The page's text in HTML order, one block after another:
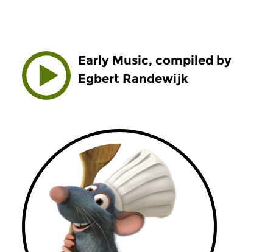
Early Music, compiled by
Egbert Randewijk